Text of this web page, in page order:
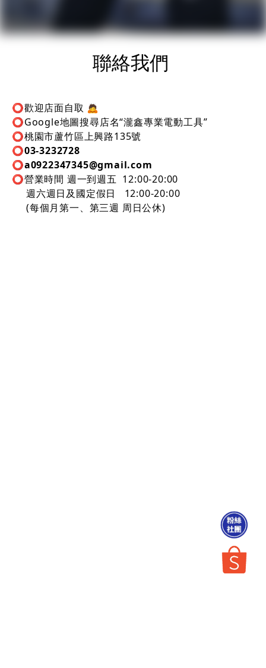
聯絡我們
⭕️歡迎店面自取 🙇
⭕️Google地圖搜尋店名“瀧鑫專業電動工具”
⭕️桃園市蘆竹區上興路135號
⭕️03-3232728
⭕️a0922347345@gmail.com
⭕️營業時間 週一到週五 12:00-20:00
週六週日及國定假日 12:00-20:00
(每個月第一、第三週 周日公休)